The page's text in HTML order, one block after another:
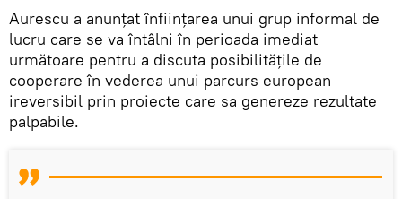
Aurescu a anunțat înființarea unui grup informal de
lucru care se va întâlni în perioada imediat
următoare pentru a discuta posibilitățile de
cooperare în vederea unui parcurs european
ireversibil prin proiecte care sa genereze rezultate
palpabile.